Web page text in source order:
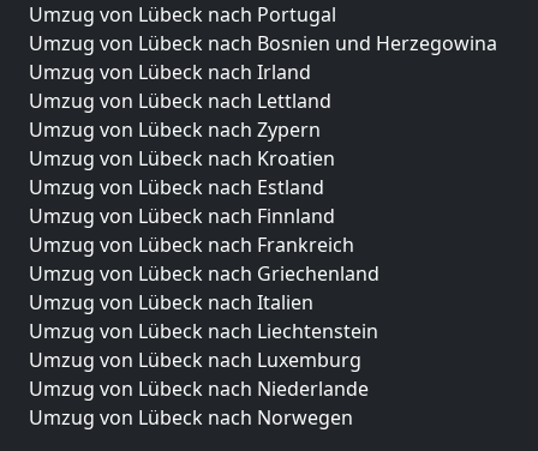
Umzug von Lübeck nach Portugal
Umzug von Lübeck nach Bosnien und Herzegowina
Umzug von Lübeck nach Irland
Umzug von Lübeck nach Lettland
Umzug von Lübeck nach Zypern
Umzug von Lübeck nach Kroatien
Umzug von Lübeck nach Estland
Umzug von Lübeck nach Finnland
Umzug von Lübeck nach Frankreich
Umzug von Lübeck nach Griechenland
Umzug von Lübeck nach Italien
Umzug von Lübeck nach Liechtenstein
Umzug von Lübeck nach Luxemburg
Umzug von Lübeck nach Niederlande
Umzug von Lübeck nach Norwegen